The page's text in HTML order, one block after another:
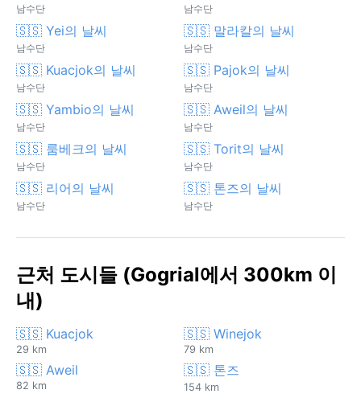
남수단 남수단
🇸🇸 Yei의 날씨
남수단
🇸🇸 말라칼의 날씨
남수단
🇸🇸 Kuacjok의 날씨
남수단
🇸🇸 Pajok의 날씨
남수단
🇸🇸 Yambio의 날씨
남수단
🇸🇸 Aweil의 날씨
남수단
🇸🇸 룸베크의 날씨
남수단
🇸🇸 Torit의 날씨
남수단
🇸🇸 리어의 날씨
남수단
🇸🇸 톤즈의 날씨
남수단
근처 도시들 (Gogrial에서 300km 이
내)
🇸🇸 Kuacjok
29 km
🇸🇸 Winejok
79 km
🇸🇸 Aweil
82 km
🇸🇸 톤즈
154 km